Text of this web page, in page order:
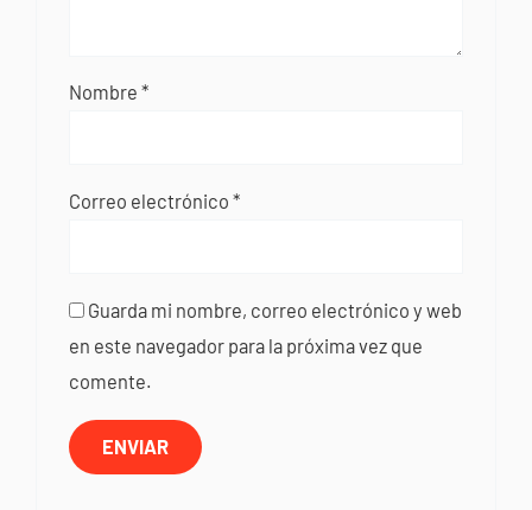
Nombre*
Correo electrónico*
Guarda mi nombre, correo electrónico y web
en este navegador para la próxima vez que
comente.